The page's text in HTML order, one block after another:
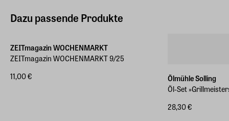
Dazu passende Produkte
ZEITmagazin WOCHENMARKT
ZEITmagazin WOCHENMARKT 9/25
11,00 €
Ölmühle Solling
Öl-Set
28,30 €